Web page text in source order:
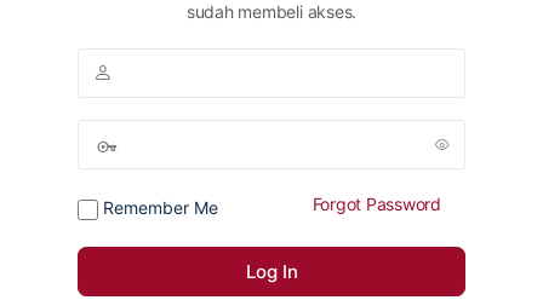
sudah membeli akses.
Remember Me Forgot Password